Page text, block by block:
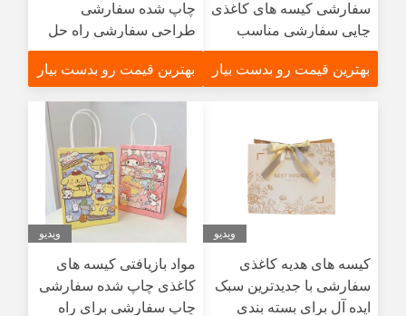
سفارشی کیسه های کاغذی
چاپی سفارشی مناسب
برای فروش خرده فروشی
بسته بندی مواد غذایی
بهترین قیمت رو بدست بیار
چاپ شده سفارشی
طراحی سفارشی راه حل
های بسته بندی سازگار با
محیط زیست برای صنعتی
بهترین قیمت رو بدست بیار
ویدیو
کیسه های هدیه کاغذی
سفارشی با جدیدترین سبک
ایده آل برای بسته بندی
ویدیو
مواد بازیافتی کیسه های
کاغذی چاپ شده سفارشی
چاپ سفارشی برای راه